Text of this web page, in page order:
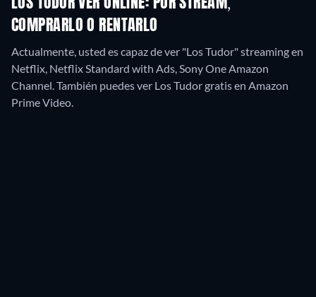
LOS TUDOR VER ONLINE: POR STREAM,
COMPRARLO O RENTARLO
Actualmente, usted es capaz de ver "Los Tudor" streaming en
Netflix, Netflix Standard with Ads, Sony One Amazon
Channel. También puedes ver Los Tudor gratis en Amazon
Prime Video.